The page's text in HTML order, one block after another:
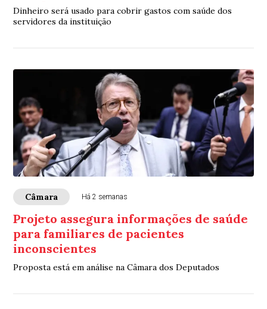
Dinheiro será usado para cobrir gastos com saúde dos
servidores da instituição
Câmara Há 2 semanas
Projeto assegura informações de saúde
para familiares de pacientes
inconscientes
Proposta está em análise na Câmara dos Deputados